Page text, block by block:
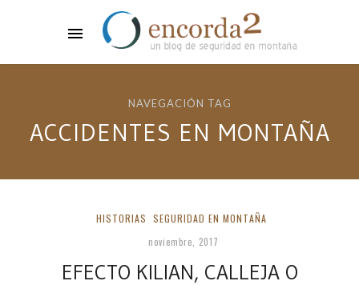
NAVEGACIÓN TAG
ACCIDENTES EN MONTAÑA
HISTORIAS SEGURIDAD EN MONTAÑA
noviembre, 2017
EFECTO KILIAN, CALLEJA O